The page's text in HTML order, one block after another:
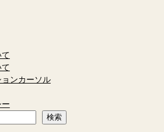
ンカーソル
検索